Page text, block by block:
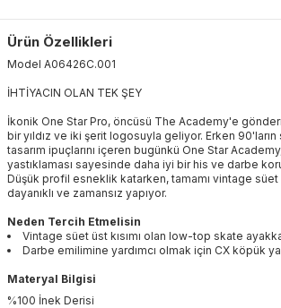
Ürün Özellikleri
Model A06426C.001
İHTİYACIN OLAN TEK ŞEY
İkonik One Star Pro, öncüsü The Academy'e
bir yıldız ve iki şerit logosuyla geliyor. Erken
tasarım ipuçlarını içeren bugünkü One Star
yastıklaması sayesinde daha iyi bir his ve darbe
Düşük profil esneklik katarken, tamamı vintage süet
dayanıklı ve zamansız yapıyor.
Neden Tercih Etmelisin
Vintage süet üst kısımı olan low-top skate
Darbe emilimine yardımcı olmak için CX köpük
Materyal Bilgisi
%100 İnek Derisi